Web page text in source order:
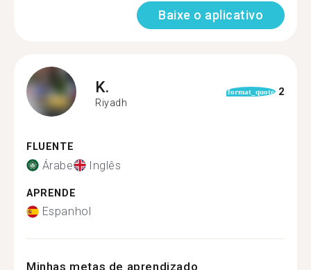
Baixe o aplicativo
K.
Riyadh
format_quote 2
FLUENTE
Árabe Inglês
APRENDE
Espanhol
Minhas metas de aprendizado